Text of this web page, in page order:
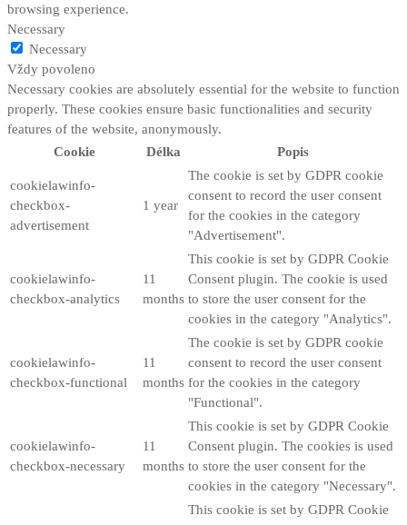
browsing experience.
Necessary
Necessary
Vždy povoleno
Necessary cookies are absolutely essential for the website to function
properly. These cookies ensure basic functionalities and security
features of the website, anonymously.
Cookie
Délka Popis
cookielawinfo-
checkbox-
advertisement
1 year
The cookie is set by GDPR cookie
consent to record the user consent
for the cookies in the category
"Advertisement".
cookielawinfo-
checkbox-analytics
11
months
This cookie is set by GDPR Cookie
Consent plugin. The cookie is used
to store the user consent for the
cookies in the category "Analytics".
cookielawinfo-
checkbox-functional
11
months
The cookie is set by GDPR cookie
consent to record the user consent
for the cookies in the category
"Functional".
cookielawinfo-
checkbox-necessary
11
months
This cookie is set by GDPR Cookie
Consent plugin. The cookies is used
to store the user consent for the
cookies in the category "Necessary".
This cookie is set by GDPR Cookie